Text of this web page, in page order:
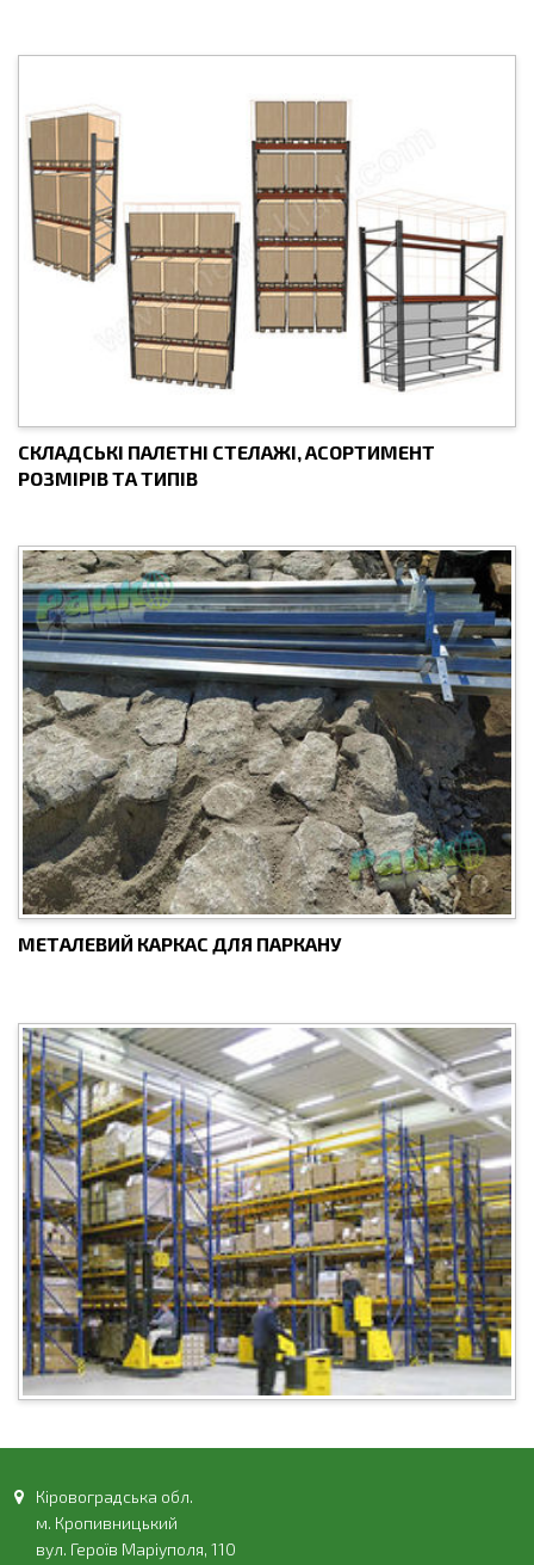
СКЛАДСЬКІ ПАЛЕТНІ СТЕЛАЖІ, АСОРТИМЕНТ
РОЗМІРІВ ТА ТИПІВ
МЕТАЛЕВИЙ КАРКАС ДЛЯ ПАРКАНУ
Кіровоградська обл.
м. Кропивницький
вул. Героїв Маріуполя, 110